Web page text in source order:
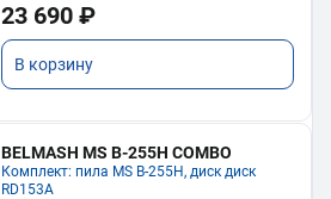
23 690 ₽
В корзину
BELMASH MS B-255H COMBO
Комплект: пила MS B-255H, диск диск
RD153A